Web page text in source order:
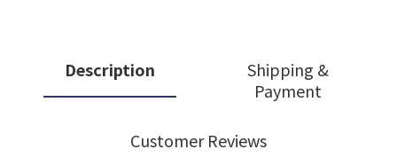
Description
Shipping &
Payment
Customer Reviews